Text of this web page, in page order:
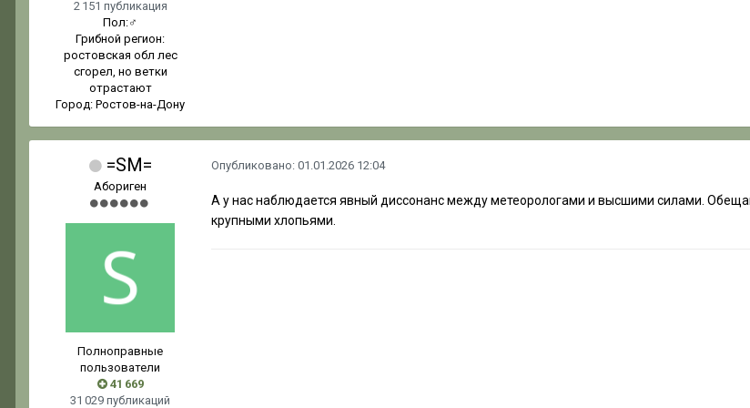
2 151 публикация
Пол:♂
Грибной регион:
ростовская обл лес
сгорел, но ветки
отрастают
Город: Ростов-на-Дону
=SM=
Абориген
Полноправные
пользователи
41 669
31 029 публикаций
Опубликовано: 01.01.2026 12:04
А у нас наблюдается явный диссонанс между метеорологами и высшими силами.
крупными хлопьями.